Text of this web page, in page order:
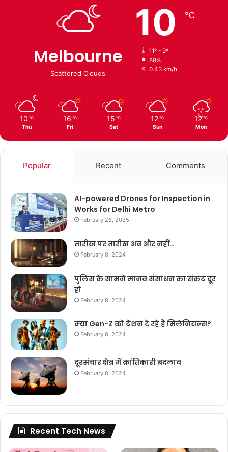
Melbourne
Scattered Clouds
10 ℃
11º - 9º
88%
0.43 km/h
10 ℃
Thu
16 ℃
Fri
15 ℃
Sat
12 ℃
Sun
12 ℃
Mon
Popular Recent Comments
AI-powered Drones for Inspection in
Works for Delhi Metro
February 28, 2025
तारीख पर तारीख अब और नहीं…
February 8, 2024
पुलिस के सामने मानव संसाधन का संकट दूर
हो
February 8, 2024
क्या Gen-Z को टेंशन दे रहे हैं मिलेनियल्स?
February 8, 2024
दूरसंचार क्षेत्र में क्रांतिकारी बदलाव
February 8, 2024
Recent Tech News